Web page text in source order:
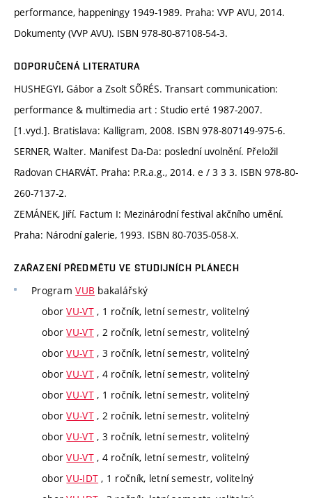
performance, happeningy 1949-1989. Praha: VVP AVU, 2014.
Dokumenty (VVP AVU). ISBN 978-80-87108-54-3.
DOPORUČENÁ LITERATURA
HUSHEGYI, Gábor a Zsolt SÕRÉS. Transart communication:
performance & multimedia art : Studio erté 1987-2007.
[1.vyd.]. Bratislava: Kalligram, 2008. ISBN 978-807149-975-6.
SERNER, Walter. Manifest Da-Da: poslední uvolnění. Přeložil
Radovan CHARVÁT. Praha: P.R.a.g., 2014. e / 3 3 3. ISBN 978-80-
260-7137-2.
ZEMÁNEK, Jiří. Factum I: Mezinárodní festival akčního umění.
Praha: Národní galerie, 1993. ISBN 80-7035-058-X.
ZAŘAZENÍ PŘEDMĚTU VE STUDIJNÍCH PLÁNECH
ProgramVUB bakalářský
oborVU-VT, 1 ročník, letní semestr, volitelný
oborVU-VT, 2 ročník, letní semestr, volitelný
oborVU-VT, 3 ročník, letní semestr, volitelný
oborVU-VT, 4 ročník, letní semestr, volitelný
oborVU-VT, 1 ročník, letní semestr, volitelný
oborVU-VT, 2 ročník, letní semestr, volitelný
oborVU-VT, 3 ročník, letní semestr, volitelný
oborVU-VT, 4 ročník, letní semestr, volitelný
oborVU-IDT , 1 ročník, letní semestr, volitelný